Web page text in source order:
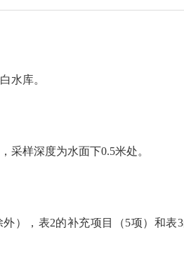
水库。
采样深度为水面下0.5米处。
），表2的补充项目（5项）和表